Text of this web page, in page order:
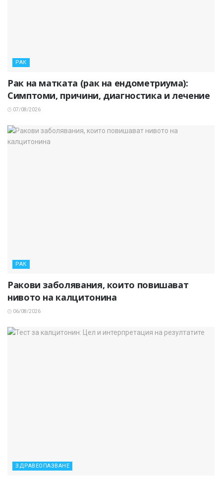
РАК
Рак на матката (рак на ендометриума):
Симптоми, причини, диагностика и лечение
07/08/2026
РАК
Ракови заболявания, които повишават
нивото на калцитонина
06/08/2026
ЗДРАВЕОПАЗВАНЕ